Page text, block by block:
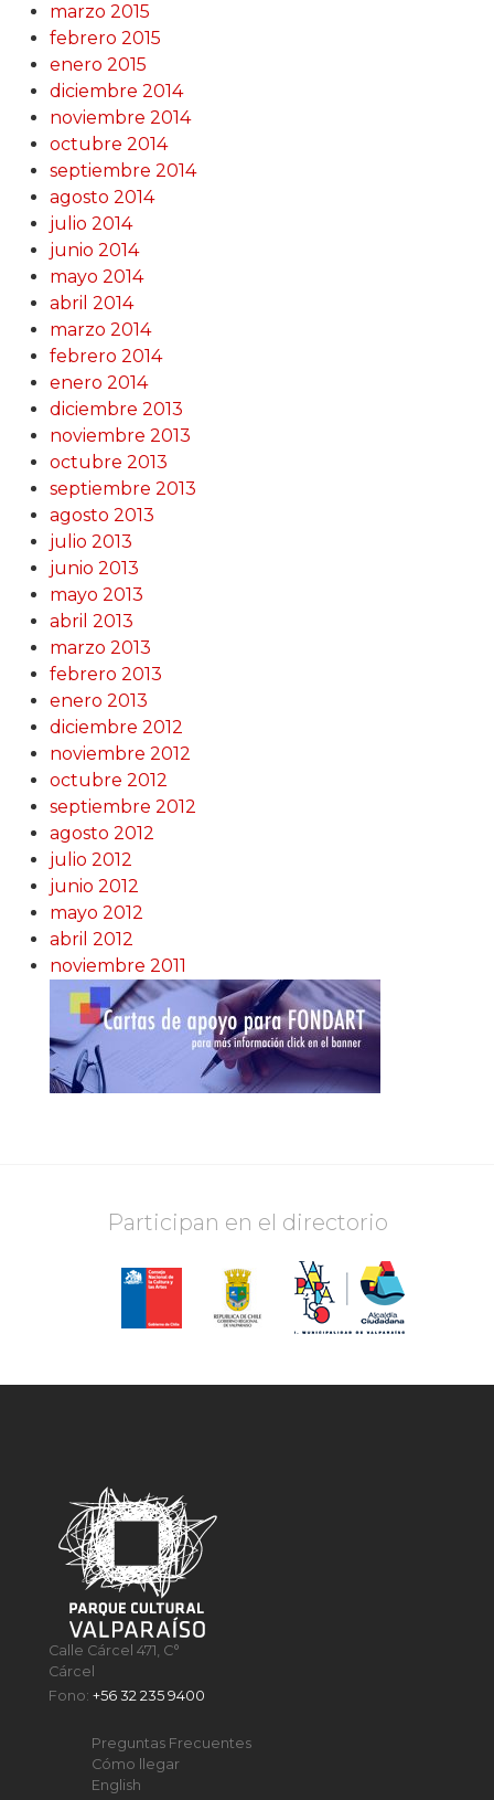
marzo 2015
febrero 2015
enero 2015
diciembre 2014
noviembre 2014
octubre 2014
septiembre 2014
agosto 2014
julio 2014
junio 2014
mayo 2014
abril 2014
marzo 2014
febrero 2014
enero 2014
diciembre 2013
noviembre 2013
octubre 2013
septiembre 2013
agosto 2013
julio 2013
junio 2013
mayo 2013
abril 2013
marzo 2013
febrero 2013
enero 2013
diciembre 2012
noviembre 2012
octubre 2012
septiembre 2012
agosto 2012
julio 2012
junio 2012
mayo 2012
abril 2012
noviembre 2011
Participan en el directorio
Calle Cárcel 471, C°
Cárcel
Fono:+56 32 235 9400
Preguntas Frecuentes
Cómo llegar
English